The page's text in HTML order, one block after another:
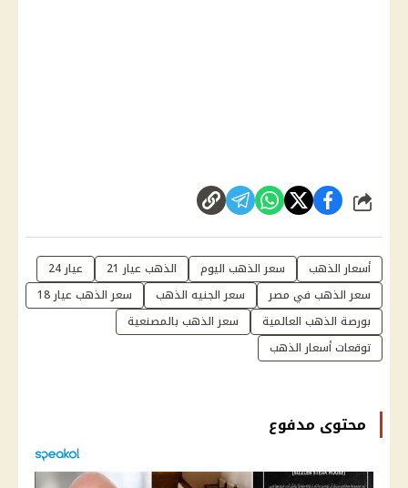
شارك
أسعار الذهب سعر الذهب اليوم الذهب عيار 21
عيار 24
سعر الذهب في مصر
سعر الجنيه الذهب
سعر الذهب عيار 18
بورصة الذهب العالمية
سعر الذهب بالمصنعية
توقعات أسعار الذهب
محتوى مدفوع